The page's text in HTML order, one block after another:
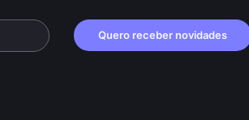
Quero receber novidades